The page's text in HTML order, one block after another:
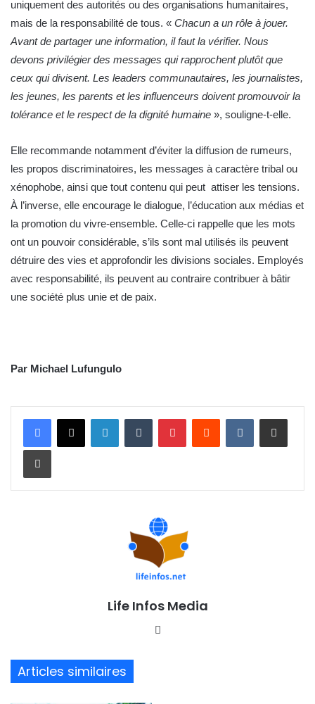
uniquement des autorités ou des organisations humanitaires,
mais de la responsabilité de tous. « Chacun a un rôle à jouer.
Avant de partager une information, il faut la vérifier. Nous
devons privilégier des messages qui rapprochent plutôt que
ceux qui divisent. Les leaders communautaires, les journalistes,
les jeunes, les parents et les influenceurs doivent promouvoir la
tolérance et le respect de la dignité humaine », souligne-t-elle.
Elle recommande notamment d’éviter la diffusion de rumeurs,
les propos discriminatoires, les messages à caractère tribal ou
xénophobe, ainsi que tout contenu qui peut attiser les tensions.
À l’inverse, elle encourage le dialogue, l’éducation aux médias et
la promotion du vivre-ensemble. Celle-ci rappelle que les mots
ont un pouvoir considérable, s’ils sont mal utilisés ils peuvent
détruire des vies et approfondir les divisions sociales. Employés
avec responsabilité, ils peuvent au contraire contribuer à bâtir
une société plus unie et de paix.
Par Michael Lufungulo
Life Infos Media
Articles similaires